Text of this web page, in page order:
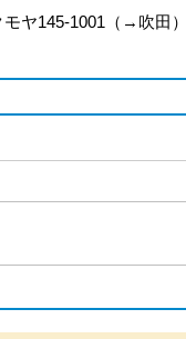
ヤ145-1001（→吹田）